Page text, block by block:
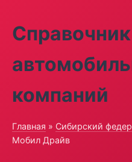
Справочник
компаний
Главная » Сибирский
Мобил Драйв